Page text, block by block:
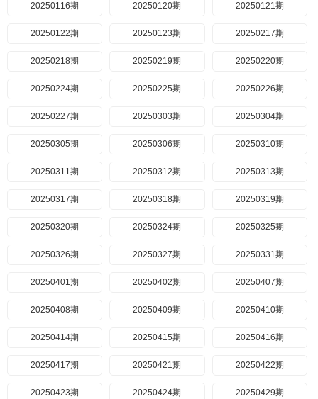
20250116期 20250120期 20250121期
20250122期 20250123期 20250217期
20250218期 20250219期 20250220期
20250224期 20250225期 20250226期
20250227期 20250303期 20250304期
20250305期 20250306期 20250310期
20250311期 20250312期 20250313期
20250317期 20250318期 20250319期
20250320期 20250324期 20250325期
20250326期 20250327期 20250331期
20250401期 20250402期 20250407期
20250408期 20250409期 20250410期
20250414期 20250415期 20250416期
20250417期 20250421期 20250422期
20250423期 20250424期 20250429期